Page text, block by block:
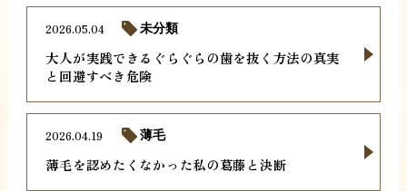
大人が実践できるぐらぐらの歯を抜く方法の真実
と回避すべき危険
2026.05.04 未分類
薄毛を認めたくなかった私の葛藤と決断
2026.04.19 薄毛